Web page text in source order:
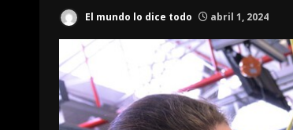
El mundo lo dice todo abril 1, 2024